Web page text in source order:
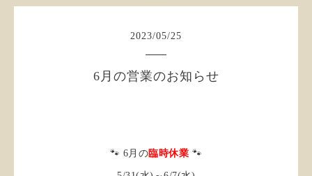
2023/05/25
6月の営業のお知らせ
🐾 6月の臨時休業 🐾